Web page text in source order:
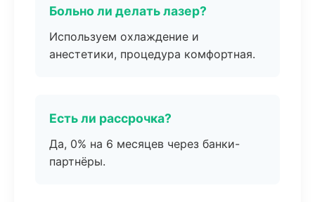
Больно ли делать лазер?
Используем охлаждение и
анестетики, процедура комфортная.
Есть ли рассрочка?
Да, 0% на 6 месяцев через банки-
партнёры.